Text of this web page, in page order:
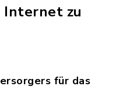
zu
für das